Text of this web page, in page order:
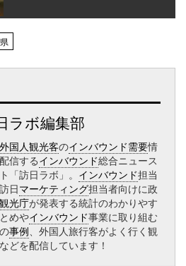
ラボ編集部
国人観光客のインバウンド需要情
信するインバウンド総合ニュース
「訪日ラボ」。 インバウンド担当
日マーケティング担当者向けに政
観光庁が発表する統計のわかりやす
めやインバウンド事業に取り組む
事例 、外国人旅行客がよく行く観
どを配信しています！